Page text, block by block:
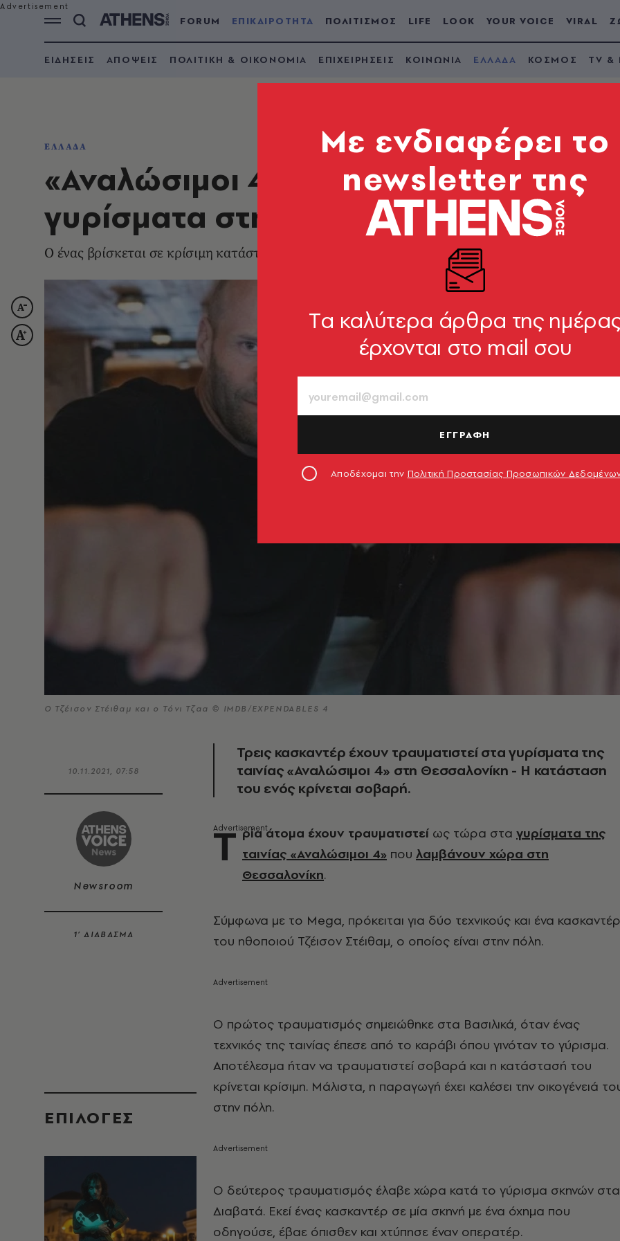
FORUM ΕΠΙΚΑΙΡΟΤΗΤΑ ΠΟΛΙΤΙΣΜΟΣ LIFE LOOK YOUR VOICE VIRAL
ΕΙΔΗΣΕΙΣ ΑΠΟΨΕΙΣ ΠΟΛΙΤΙΚΗ & ΟΙΚΟΝΟΜΙΑ ΕΠΙΧΕΙΡΗΣΕΙΣ ΚΟΙΝΩΝΙΑ ΕΛΛΑΔΑ ΚΟΣΜΟΣ TV &
ΕΛΛΑΔΑ
«Αναλώσιμοι 4»: Τρεις τραυματίες
γυρίσματα στη Θεσσαλονίκη
Ο ένας βρίσκεται σε κρίσιμη κατάσταση
Ο Τζέισον Στέιθαμ και ο Τόνι Τζαα © IMDB/EXPENDABLES 4
10.11.2021, 07:58
Newsroom
1’ ΔΙΑΒΑΣΜΑ
EΠΙΛΟΓΈΣ
Τρεις κασκαντέρ έχουν τραυματιστεί στα γυρίσματα της
ταινίας «Αναλώσιμοι 4» στη Θεσσαλονίκη - Η κατάσταση
του ενός κρίνεται σοβαρή.
Τ ρία άτομα έχουν τραυματιστεί ως τώρα στα γυρίσματα της
ταινίας «Αναλώσιμοι 4» που λαμβάνουν χώρα στη
Θεσσαλονίκη.
Σύμφωνα με το Mega, πρόκειται για δύο τεχνικούς και ένα κασκαντέρ
του ηθοποιού Τζέισον Στέιθαμ, ο οποίος είναι στην πόλη.
Ο πρώτος τραυματισμός σημειώθηκε στα Βασιλικά, όταν ένας
τεχνικός της ταινίας έπεσε από το καράβι όπου γινόταν το γύρισμα.
Αποτέλεσμα ήταν να τραυματιστεί σοβαρά και η κατάστασή του
κρίνεται κρίσιμη. Μάλιστα, η παραγωγή έχει καλέσει την οικογένειά
στην πόλη.
Ο δεύτερος τραυματισμός έλαβε χώρα κατά το γύρισμα σκηνών στα
Διαβατά. Εκεί ένας κασκαντέρ σε μία σκηνή με ένα όχημα που
οδηγούσε, έβαε όπισθεν και χτύπησε έναν οπερατέρ.
Mε ενδιαφέρει το
newsletter της
Tα καλύτερα άρθρα της
έρχονται στο mail σου
ΕΓΓΡΑΦΗ
Αποδέχομαι την Πολιτική Προστασίας Προσωπικών